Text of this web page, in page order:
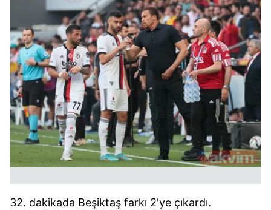
32. dakikada Beşiktaş farkı 2'ye çıkardı.